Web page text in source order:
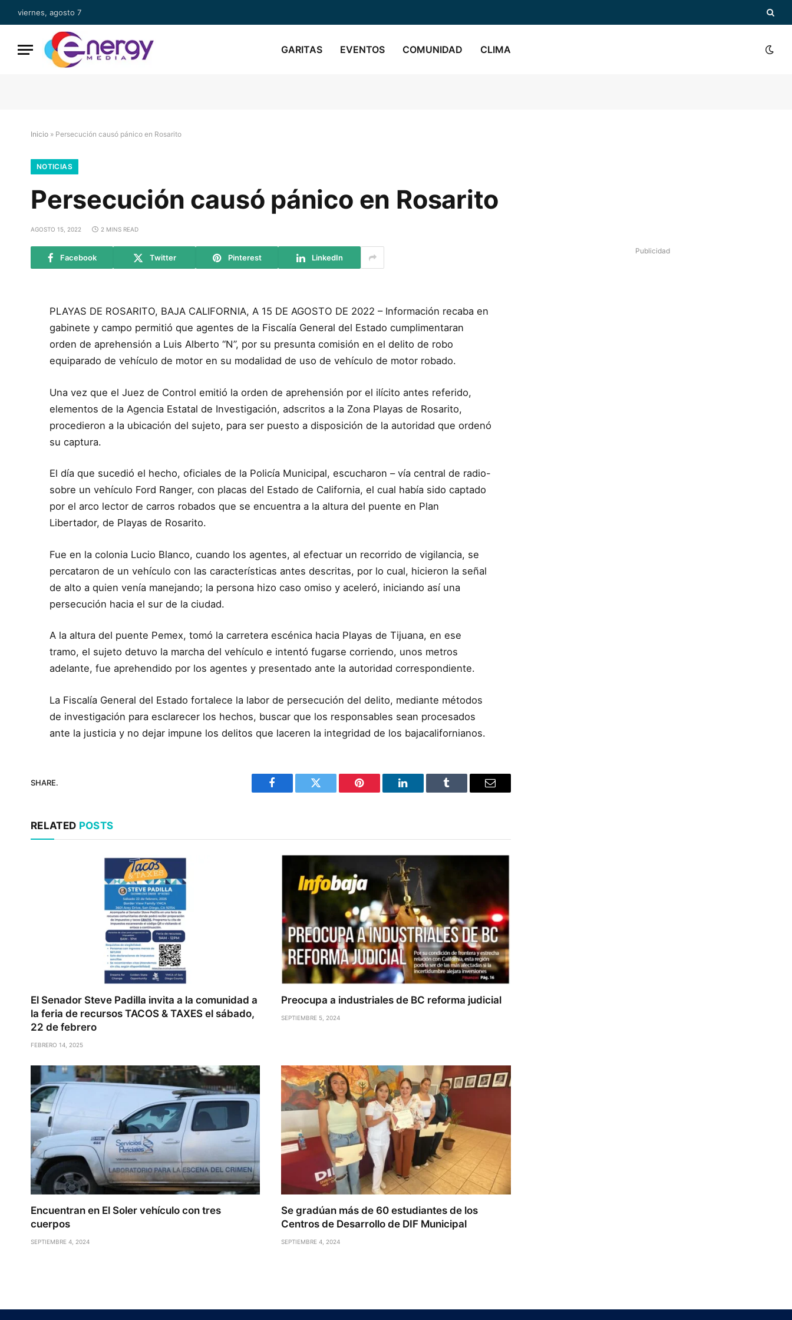
viernes, agosto 7
GARITAS EVENTOS COMUNIDAD CLIMA
Inicio » Persecución causó pánico en Rosarito
NOTICIAS
Persecución causó pánico en Rosarito
AGOSTO 15, 2022 2 MINS READ
Facebook Twitter Pinterest LinkedIn
PLAYAS DE ROSARITO, BAJA CALIFORNIA, A 15 DE AGOSTO DE 2022 – Información recaba en
gabinete y campo permitió que agentes de la Fiscalía General del Estado cumplimentaran
orden de aprehensión a Luis Alberto “N”, por su presunta comisión en el delito de robo
equiparado de vehículo de motor en su modalidad de uso de vehículo de motor robado.
Una vez que el Juez de Control emitió la orden de aprehensión por el ilícito antes referido,
elementos de la Agencia Estatal de Investigación, adscritos a la Zona Playas de Rosarito,
procedieron a la ubicación del sujeto, para ser puesto a disposición de la autoridad que ordenó
su captura.
El día que sucedió el hecho, oficiales de la Policía Municipal, escucharon – vía central de radio-
sobre un vehículo Ford Ranger, con placas del Estado de California, el cual había sido captado
por el arco lector de carros robados que se encuentra a la altura del puente en Plan
Libertador, de Playas de Rosarito.
Fue en la colonia Lucio Blanco, cuando los agentes, al efectuar un recorrido de vigilancia, se
percataron de un vehículo con las características antes descritas, por lo cual, hicieron la señal
de alto a quien venía manejando; la persona hizo caso omiso y aceleró, iniciando así una
persecución hacia el sur de la ciudad.
A la altura del puente Pemex, tomó la carretera escénica hacia Playas de Tijuana, en ese
tramo, el sujeto detuvo la marcha del vehículo e intentó fugarse corriendo, unos metros
adelante, fue aprehendido por los agentes y presentado ante la autoridad correspondiente.
La Fiscalía General del Estado fortalece la labor de persecución del delito, mediante métodos
de investigación para esclarecer los hechos, buscar que los responsables sean procesados
ante la justicia y no dejar impune los delitos que laceren la integridad de los bajacalifornianos.
SHARE.
Facebook Twitter Pinterest LinkedIn Tumblr Email
RELATED POSTS
El Senador Steve Padilla invita a la comunidad a
la feria de recursos TACOS & TAXES el sábado,
22 de febrero
FEBRERO 14, 2025
Preocupa a industriales de BC reforma judicial
SEPTIEMBRE 5, 2024
Encuentran en El Soler vehículo con tres
cuerpos
SEPTIEMBRE 4, 2024
Se gradúan más de 60 estudiantes de los
Centros de Desarrollo de DIF Municipal
SEPTIEMBRE 4, 2024
Publicidad